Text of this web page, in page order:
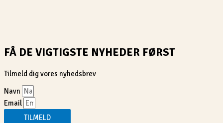
FÅ DE VIGTIGSTE NYHEDER FØRST
Tilmeld dig vores nyhedsbrev
Navn
Email
TILMELD